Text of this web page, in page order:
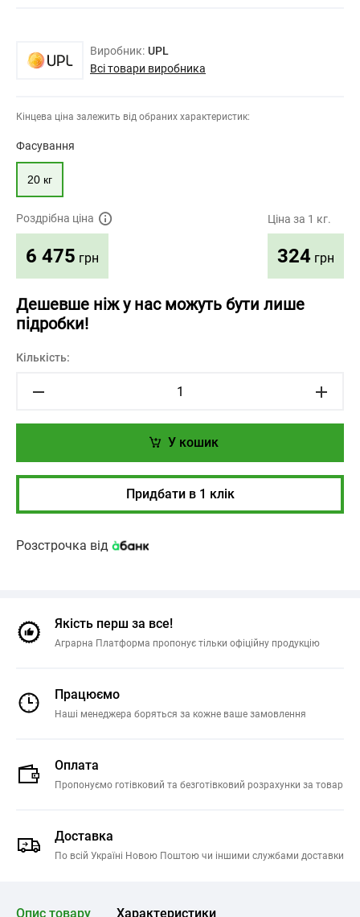
Виробник: UPL
Всі товари виробника
Кінцева ціна залежить від обраних характеристик:
Фасування
20 кг
Роздрібна ціна
6 475 грн
Ціна за 1 кг.
324 грн
Дешевше ніж у нас можуть бути лише
підробки!
Кількість:
У кошик
Придбати в 1 клік
Розстрочка від
Якість перш за все!
Аграрна Платформа пропонує тільки офіційну продукцію
Працюємо
Наші менеджера боряться за кожне ваше замовлення
Оплата
Пропонуємо готівковий та безготівковий розрахунки за товар
Доставка
По всій Україні Новою Поштою чи іншими службами доставки
Опис товару Характеристики